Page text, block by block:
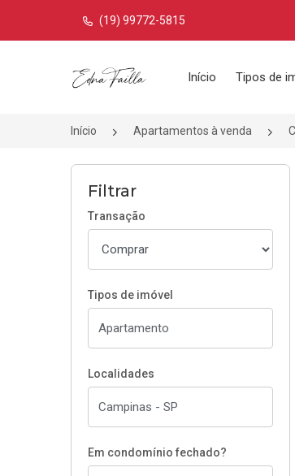
(19) 99772-5815
Página inicial
Início Tipos de
Início Apartamentos à venda
Filtrar
Transação
Tipos de imóvel
Localidades
Em condomínio fechado?